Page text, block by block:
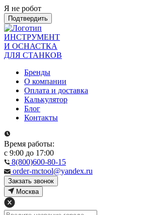
Я не робот
Подтвердить
ИНСТРУМЕНТ
И ОСНАСТКА
ДЛЯ СТАНКОВ
Бренды
О компании
Оплата и доставка
Калькулятор
Блог
Контакты
Время работы:
с 9:00 до 17:00
8(800)600-80-15
order-mctool@yandex.ru
Закзать звонок
Москва